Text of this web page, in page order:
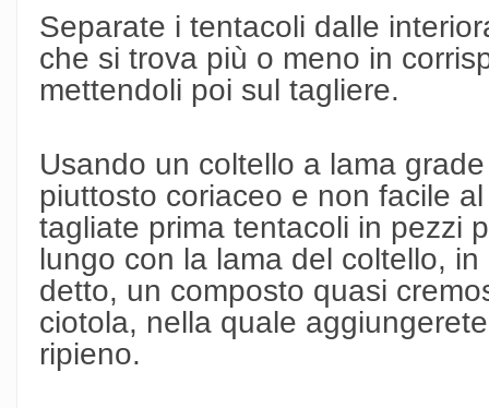
Separate i tentacoli dalle
che si trova più o meno in
mettendoli poi sul tagliere.
Usando un coltello a lama
piuttosto coriaceo e non facile
tagliate prima tentacoli in pezzi
lungo con la lama del coltello,
detto, un composto quasi
ciotola, nella quale
ripieno.